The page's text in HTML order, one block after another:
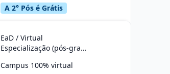
A 2° Pós é Grátis
EaD / Virtual
Especialização (pós-graduação)
Campus 100% virtual